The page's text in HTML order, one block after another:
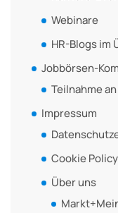
Webinare
HR-Blogs im
Jobbörsen-
Teilnahme
Impressum
Cookie Policy
Über uns